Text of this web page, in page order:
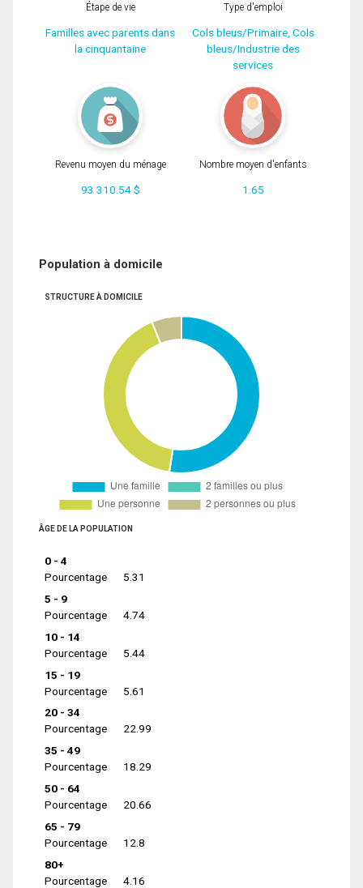
Étape de vie
Familles avec parents dans
la cinquantaine
Type d'emploi
Cols bleus/Primaire, Cols
bleus/Industrie des
services
Revenu moyen du ménage
93 310.54 $
Nombre moyen d'enfants
1.65
Population à domicile
STRUCTURE À DOMICILE
ÂGE DE LA POPULATION
0 - 4
Pourcentage
5.31
5 - 9
Pourcentage
4.74
10 - 14
Pourcentage
5.44
15 - 19
Pourcentage
5.61
20 - 34
Pourcentage
22.99
35 - 49
Pourcentage
18.29
50 - 64
Pourcentage
20.66
65 - 79
Pourcentage
12.8
80+
Pourcentage
4.16